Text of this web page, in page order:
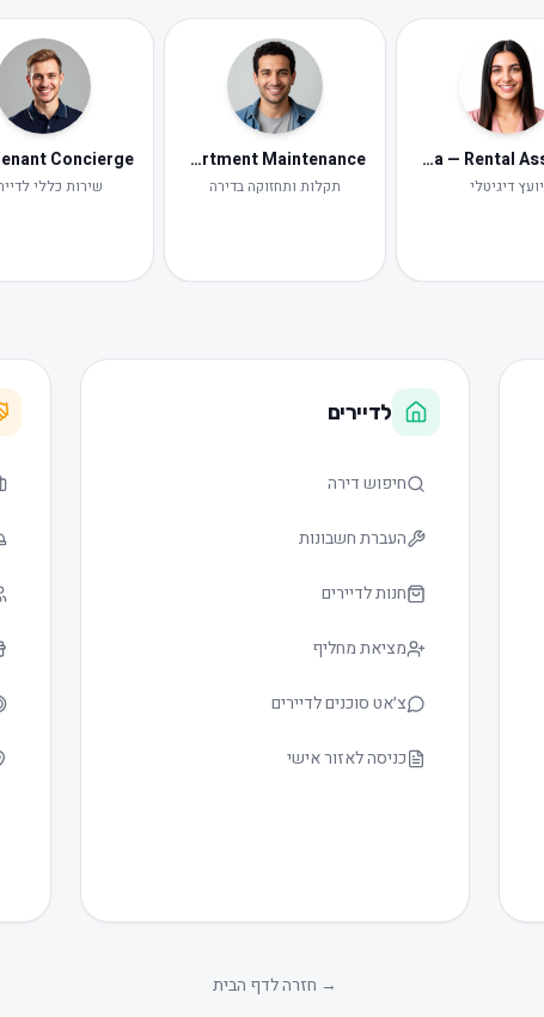
Neta — Rental Assistant
יועץ דיגיטלי
Tomer — Apartment Maintenance
תקלות ותחזוקה בדירה שירות כללי
לדיירים
חיפוש דירה
העברת חשבונות
חנות לדיירים
מציאת מחליף
צ׳אט סוכנים לדיירים
כניסה לאזור אישי
→ חזרה לדף הבית